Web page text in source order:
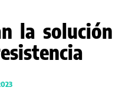
la solución